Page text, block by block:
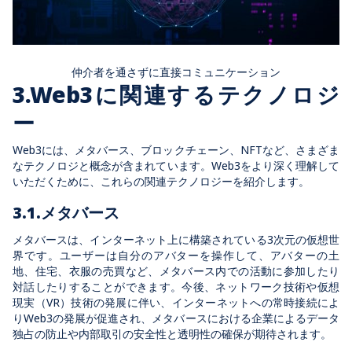
仲介者を通さずに直接コミュニケーション
3.Web3に関連するテクノロジ
ー
Web3には、メタバース、ブロックチェーン、NFTなど、さまざま
なテクノロジと概念が含まれています。Web3をより深く理解して
いただくために、これらの関連テクノロジーを紹介します。
3.1.メタバース
メタバースは、インターネット上に構築されている3次元の仮想世
界です。ユーザーは自分のアバターを操作して、アバターの土
地、住宅、衣服の売買など、メタバース内での活動に参加したり
対話したりすることができます。今後、ネットワーク技術や仮想
現実（VR）技術の発展に伴い、インターネットへの常時接続によ
りWeb3の発展が促進され、メタバースにおける企業によるデータ
独占の防止や内部取引の安全性と透明性の確保が期待されます。